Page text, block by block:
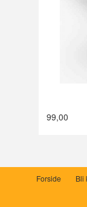
99,00
Forside Bli